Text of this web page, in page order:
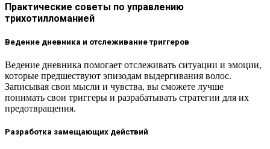
Практические советы по управлению
трихотилломанией
Ведение дневника и отслеживание триггеров
Ведение дневника помогает отслеживать ситуации и эмоции,
которые предшествуют эпизодам выдергивания волос.
Записывая свои мысли и чувства, вы сможете лучше
понимать свои триггеры и разрабатывать стратегии для их
предотвращения.
Разработка замещающих действий